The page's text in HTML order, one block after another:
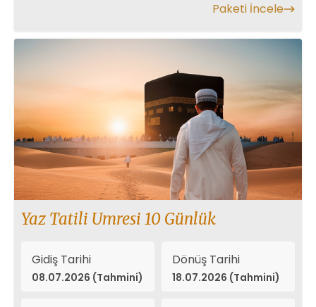
Paketi İncele
Yaz Tatili Umresi 10 Günlük
Gidiş Tarihi
08.07.2026 (Tahmini)
Dönüş Tarihi
18.07.2026 (Tahmini)